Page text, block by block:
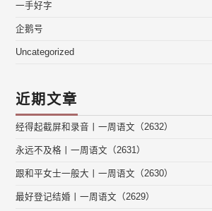
一手好字
企鹅号
Uncategorized
近期文章
经得起截屏和录音丨一周语文（2632）
永远不及格丨一周语文（2631）
跟和平女士一般大丨一周语文（2630）
最好登记结婚丨一周语文（2629）